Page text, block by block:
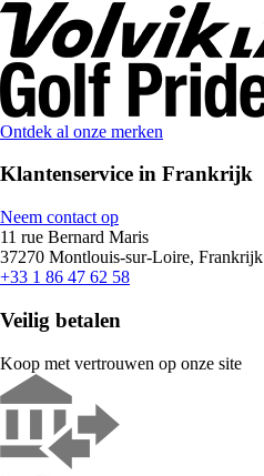
Ontdek al onze merken
Klantenservice in Frankrijk
Neem contact op
11 rue Bernard Maris
37270 Montlouis-sur-Loire, Frankrijk
+33 1 86 47 62 58
Veilig betalen
Koop met vertrouwen op onze site